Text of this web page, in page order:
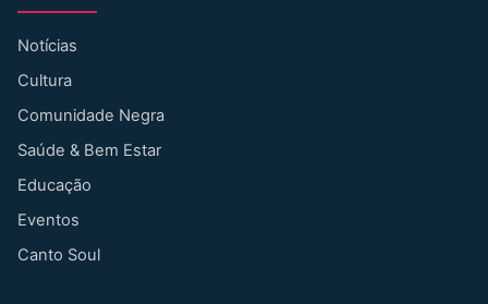
Notícias
Cultura
Comunidade Negra
Saúde & Bem Estar
Educação
Eventos
Canto Soul